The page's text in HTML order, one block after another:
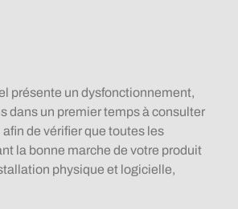
présente un dysfonctionnement,
dans un premier temps à consulter
de vérifier que toutes les
la bonne marche de votre produit
physique et logicielle,